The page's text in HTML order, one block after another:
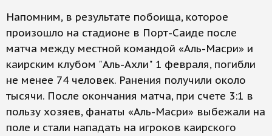
Напомним, в результате побоища, которое
произошло на стадионе в Порт-Саиде после
матча между местной командой «Аль-Масри» и
каирским клубом "Аль-Ахли" 1 февраля, погибли
не менее 74 человек. Ранения получили около
тысячи. После окончания матча, при счете 3:1 в
пользу хозяев, фанаты «Аль-Масри» выбежали на
поле и стали нападать на игроков каирского